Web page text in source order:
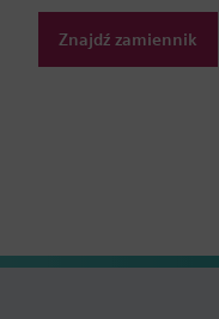
Znajdź zamiennik